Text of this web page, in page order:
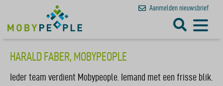
Aanmelden nieuwsbrief
HARALD FABER, MOBYPEOPLE
Ieder team verdient Mobypeople. Iemand met een frisse blik.